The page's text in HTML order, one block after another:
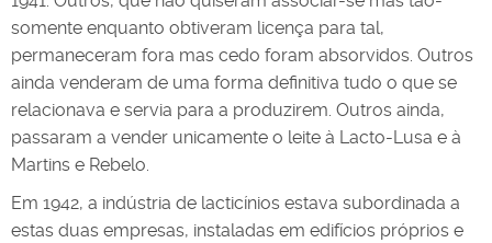
somente enquanto obtiveram licença para tal,
permaneceram fora mas cedo foram absorvidos. Outros
ainda venderam de uma forma definitiva tudo o que se
relacionava e servia para a produzirem. Outros ainda,
passaram a vender unicamente o leite à Lacto-Lusa e à
Martins e Rebelo.
Em 1942, a indústria de lacticínios estava subordinada a
estas duas empresas, instaladas em edifícios próprios e